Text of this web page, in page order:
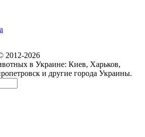
2012-2026
в Украине: Киев, Харьков,
и другие города Украины.